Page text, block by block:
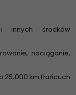
środków
naciąganie,
25.000 km (łańcuch